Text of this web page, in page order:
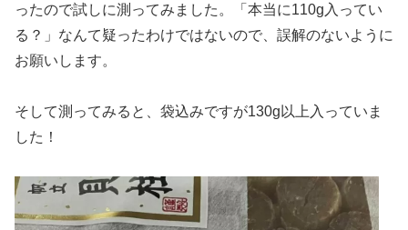
ったので試しに測ってみました。「本当に110g入ってい
る？」なんて疑ったわけではないので、誤解のないように
お願いします。
そして測ってみると、袋込みですが130g以上入っていま
した！